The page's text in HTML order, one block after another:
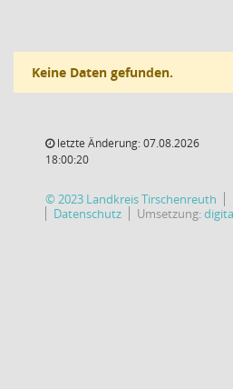
Keine Daten gefunden.
letzte Änderung: 07.08.2026
18:00:20
© 2023 Landkreis Tirschenreuth
Datenschutz
Umsetzung: